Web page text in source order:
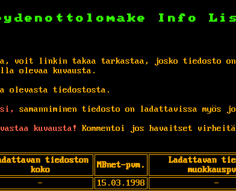
Info
voit linkin takaa tarkastaa, josko tiedosto
olevaa kuvausta.
olevasta tiedostosta.
samanniminen tiedosto on ladattavissa
kuvausta!
Kommentoi jos havaitset
tiedoston
koko
MBnet-pvm.
Ladattavan
- 15.03.1998 -